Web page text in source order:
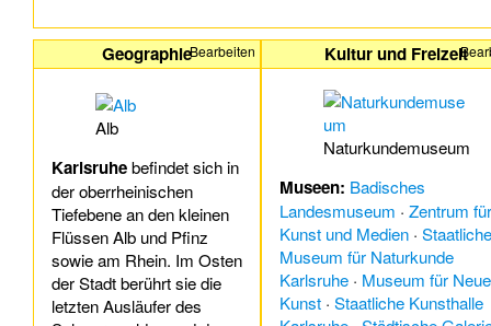
Bearbeiten
Geographie
Alb
Karlsruhebefindet sich in
der oberrheinischen
Tiefebene an den kleinen
Flüssen Alb und Pfinz
sowie am Rhein. Im Osten
der Stadt berührt sie die
letzten Ausläufer des
Kultur und Freizeit
Naturkundemuseum
Museen: Badisches
Landesmuseum · Zentrum für
Kunst und Medien·
Museum für Naturkunde
Karlsruhe· Museum für Neue
Kunst· Staatliche Kunsthalle